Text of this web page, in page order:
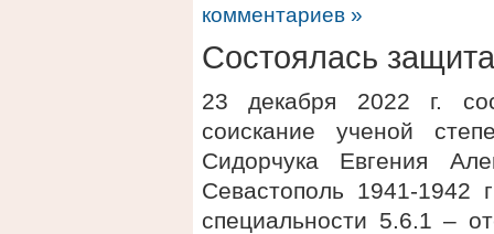
комментариев »
Состоялась защита
23 декабря 2022 г.
соискание ученой
Сидорчука Евгения
Севастополь 1941-1942
специальности 5.6.1 –